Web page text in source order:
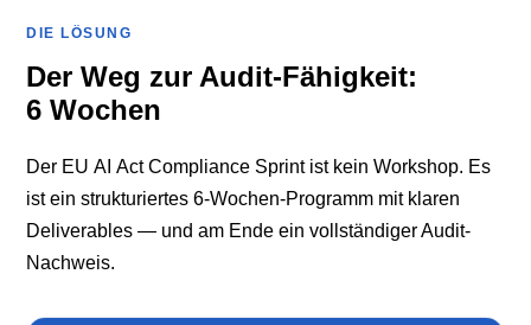
DIE LÖSUNG
Der Weg zur Audit-Fähigkeit:
6 Wochen
Der EU AI Act Compliance Sprint ist kein Workshop. Es
ist ein strukturiertes 6-Wochen-Programm mit klaren
Deliverables — und am Ende ein vollständiger Audit-
Nachweis.